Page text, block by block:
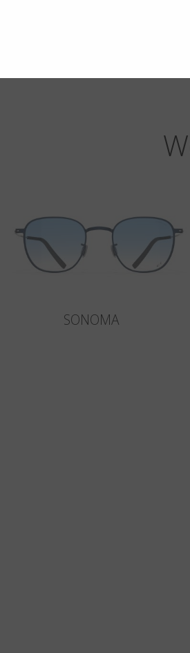
SIE DAS NÄCHSTGELEGENE
SONOMA